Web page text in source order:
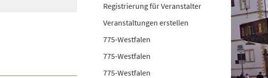
Registrierung für Veranstalter
Veranstaltungen erstellen
775-Westfalen
775-Westfalen
775-Westfalen